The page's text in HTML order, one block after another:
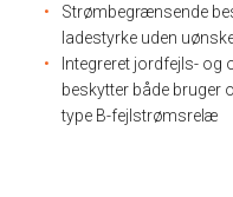
Strømbegrænsende
ladestyrke uden
Integreret jordfejls-
beskytter både bruger
type B-fejlstrømsrelæ